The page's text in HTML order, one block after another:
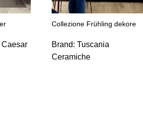
Collezione Frühling dekore
Brand: Tuscania
Ceramiche